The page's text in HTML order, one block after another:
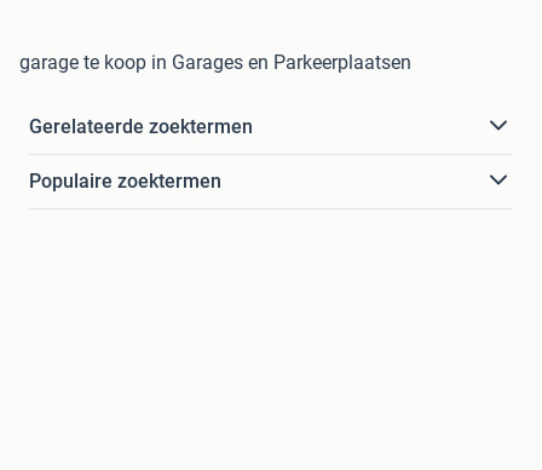
garage te koop in Garages en Parkeerplaatsen
Gerelateerde zoektermen
Populaire zoektermen